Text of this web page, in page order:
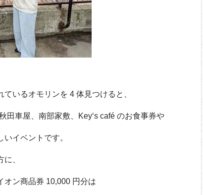
いるオモリンを 4 体見つけると、
田車屋、南部家敷、Key‘s café のお食事券や
イベントです。
、
オン商品券 10,000 円分は